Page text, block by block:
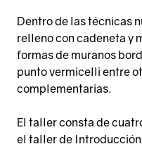
Dentro de las técnicas
relleno con cadeneta y
formas de muranos
punto vermicelli entre
complementarias.
El taller consta de
el taller de